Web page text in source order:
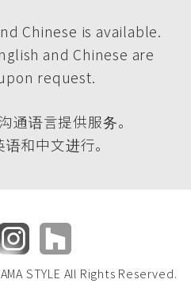
Chinese is available.
and Chinese are
request.
通语言提供服务。
和中文进行。
STYLE All Rights Reserved.